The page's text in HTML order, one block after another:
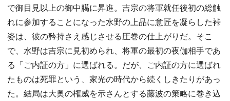
で御目見以上の御中臈に昇進。吉宗の将軍就任後初の総触
れに参加することになった水野の上品に意匠を凝らした裃
姿は、彼の矜持さえ感じさせる圧巻の仕上がりだ。そこ
で、水野は吉宗に見初められ、将軍の最初の夜伽相手であ
る「ご内証の方」に選ばれる。だが、ご内証の方に選ばれ
たものは死罪という、家光の時代から続くしきたりがあっ
た。結局は大奥の権威を示さんとする藤波の策略に巻き込